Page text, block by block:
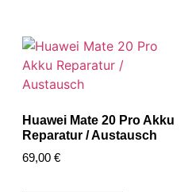
Huawei Mate 20 Pro Akku
Reparatur / Austausch
69,00 €